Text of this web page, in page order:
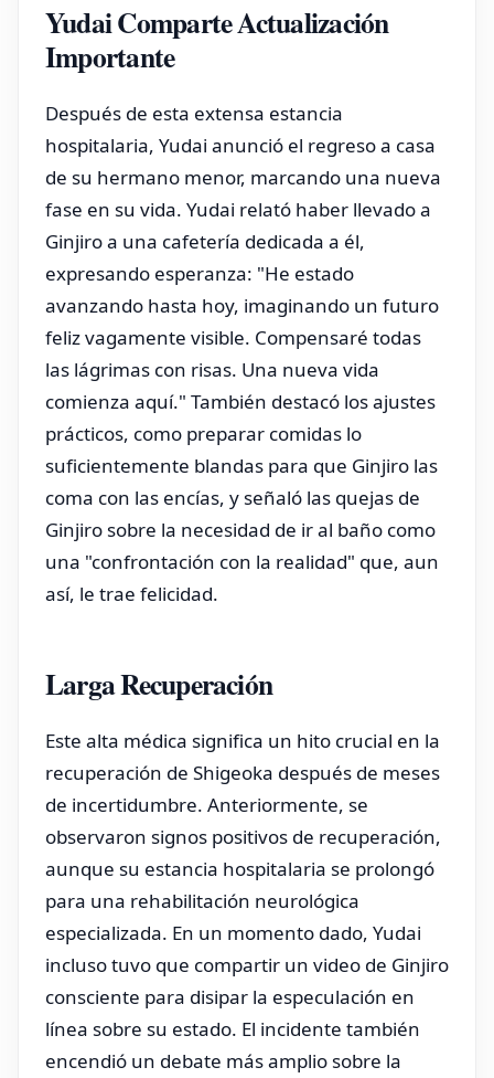
Yudai Comparte Actualización
Importante
Después de esta extensa estancia
hospitalaria, Yudai anunció el regreso a casa
de su hermano menor, marcando una nueva
fase en su vida. Yudai relató haber llevado a
Ginjiro a una cafetería dedicada a él,
expresando esperanza: "He estado
avanzando hasta hoy, imaginando un futuro
feliz vagamente visible. Compensaré todas
las lágrimas con risas. Una nueva vida
comienza aquí." También destacó los ajustes
prácticos, como preparar comidas lo
suficientemente blandas para que Ginjiro las
coma con las encías, y señaló las quejas de
Ginjiro sobre la necesidad de ir al baño como
una "confrontación con la realidad" que, aun
así, le trae felicidad.
Larga Recuperación
Este alta médica significa un hito crucial en la
recuperación de Shigeoka después de meses
de incertidumbre. Anteriormente, se
observaron signos positivos de recuperación,
aunque su estancia hospitalaria se prolongó
para una rehabilitación neurológica
especializada. En un momento dado, Yudai
incluso tuvo que compartir un video de Ginjiro
consciente para disipar la especulación en
línea sobre su estado. El incidente también
encendió un debate más amplio sobre la